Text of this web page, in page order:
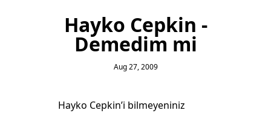
Hayko Cepkin -
Demedim mi
Aug 27, 2009
Hayko Cepkin’i bilmeyeniniz